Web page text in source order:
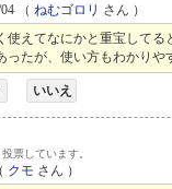
（ねむゴロリ さん ）
えてなにかと重宝して
たが、使い方もわかり
いいえ
票しています。
クモ さん ）